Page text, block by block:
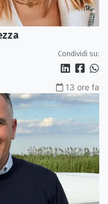
Condividi su:
13 ore fa